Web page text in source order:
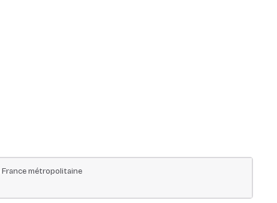
métropolitaine